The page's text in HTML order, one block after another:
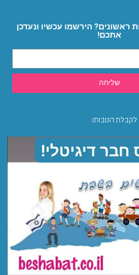
ראשונים? הירשמו עכשיו ונעדכן
אתכם!
שליחה
לקבלת הטבות!